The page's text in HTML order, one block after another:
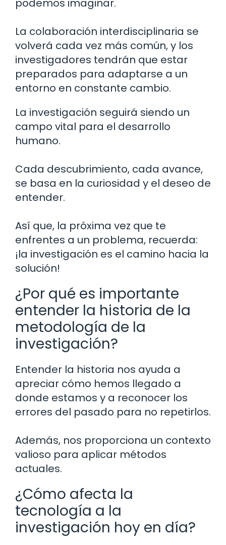
podemos imaginar.
La colaboración interdisciplinaria se
volverá cada vez más común, y los
investigadores tendrán que estar
preparados para adaptarse a un
entorno en constante cambio.
La investigación seguirá siendo un
campo vital para el desarrollo
humano.
Cada descubrimiento, cada avance,
se basa en la curiosidad y el deseo de
entender.
Así que, la próxima vez que te
enfrentes a un problema, recuerda:
¡la investigación es el camino hacia la
solución!
¿Por qué es importante
entender la historia de la
metodología de la
investigación?
Entender la historia nos ayuda a
apreciar cómo hemos llegado a
donde estamos y a reconocer los
errores del pasado para no repetirlos.
Además, nos proporciona un contexto
valioso para aplicar métodos
actuales.
¿Cómo afecta la
tecnología a la
investigación hoy en día?